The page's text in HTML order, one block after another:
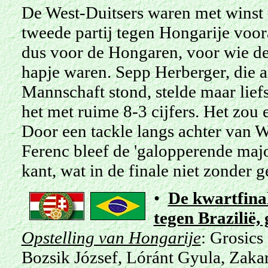
De West-Duitsers waren met
tweede partij tegen Hongarije
dus voor de Hongaren, voor wie
hapje waren. Sepp Herberger, die
Mannschaft stond, stelde maar
het met ruime 8-3 cijfers. Het
Door een tackle langs achter van
Ferenc bleef de 'galopperende
kant, wat in de finale niet zonder
•De
tegen Brazilië,
Opstelling van Hongarije:
Bozsik József, Lóránt Gyula,